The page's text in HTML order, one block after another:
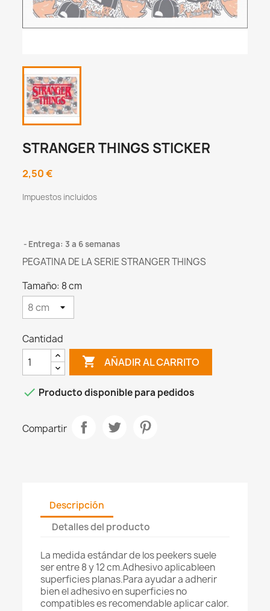
STRANGER THINGS STICKER
2,50 €
Impuestos incluidos
Entrega: 3 a 6 semanas
PEGATINA DE LA SERIE STRANGER THINGS
Tamaño: 8 cm
Cantidad
 AÑADIR AL CARRITO
 Producto disponible para pedidos
Compartir
Descripción
Detalles del producto
La medida estándar de los peekers suele
ser entre 8 y 12 cm.Adhesivo aplicableen
superficies planas.Para ayudar a adherir
bien el adhesivo en superficies no
compatibles es recomendable aplicar calor.